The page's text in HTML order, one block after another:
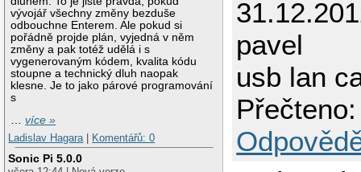
vývojář všechny změny bezduše
odbouchne Enterem. Ale pokud si
pořádně projde plán, vyjedná v něm
změny a pak totéž udělá i s
vygenerovaným kódem, kvalita kódu
stoupne a technický dluh naopak
klesne. Je to jako párové programování
s
…více »
Ladislav Hagara
Komentářů: 0
Sonic Pi 5.0.0
pavel
usb lan